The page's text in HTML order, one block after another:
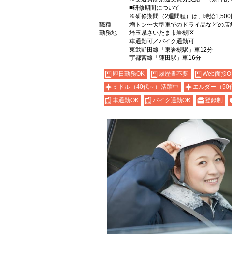
■研修期間について
※研修期間（2週間程）は、時給1,500
職種
増トン〜大型車でのドライ品などの店
勤務地
埼玉県さいたま市岩槻区
車通勤可／バイク通勤可
東武野田線「東岩槻駅」車12分
宇都宮線「蓮田駅」車16分
即日勤務OK 履歴書不要 Web面接
ミドル（40代～）活躍中
エルダー（50
車通勤OK
バイク通勤OK 登録制